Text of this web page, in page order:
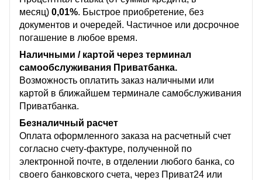
месяц) 0,01%. Быстрое приобретение, без
документов и очередей. Частичное или досрочное
погашение в любое время.
Наличными / картой через терминал
самообслуживания Приватбанка.
Возможность оплатить заказ наличными или
картой в ближайшем терминале самобслуживания
Приватбанка.
Безналичный расчет
Оплата оформленного заказа на расчетный счет
согласно счету-фактуре, полученной по
электронной почте, в отделении любого банка, со
своего банковского счета, через Приват24 или